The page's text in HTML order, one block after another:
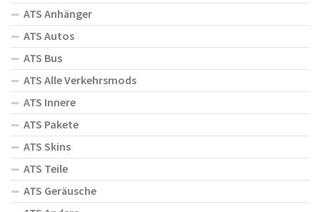
ATS Anhänger
ATS Autos
ATS Bus
ATS Alle Verkehrsmods
ATS Innere
ATS Pakete
ATS Skins
ATS Teile
ATS Geräusche